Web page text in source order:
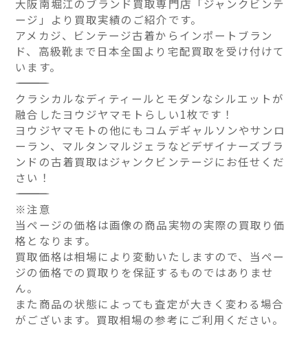
大阪南堀江のブランド買取専門店「ジャンクビンテ
ージ」より買取実績のご紹介です。
アメカジ、ビンテージ古着からインポートブラン
ド、高級靴まで日本全国より宅配買取を受け付けて
います。
――――――――――――――
クラシカルなディティールとモダンなシルエットが
融合したヨウジヤマモトらしい1枚です！
ヨウジヤマモトの他にもコムデギャルソンやサンロ
ーラン、マルタンマルジェラなどデザイナーズブラ
ンドの古着買取はジャンクビンテージにお任せくだ
さい！
――――――――――――――
※注意
当ページの価格は画像の商品実物の実際の買取り価
格となります。
買取価格は相場により変動いたしますので、当ペー
ジの価格での買取りを保証するものではありませ
ん。
また商品の状態によっても査定が大きく変わる場合
がございます。買取相場の参考にご利用ください。